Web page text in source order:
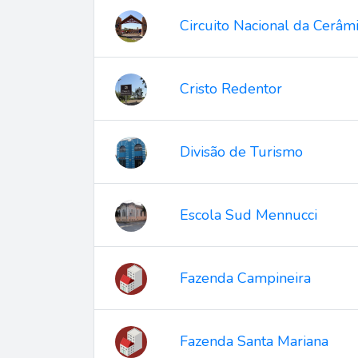
Circuito Nacional da
Cristo Redentor
Divisão de Turismo
Escola Sud Mennucci
Fazenda Campineira
Fazenda Santa Mariana